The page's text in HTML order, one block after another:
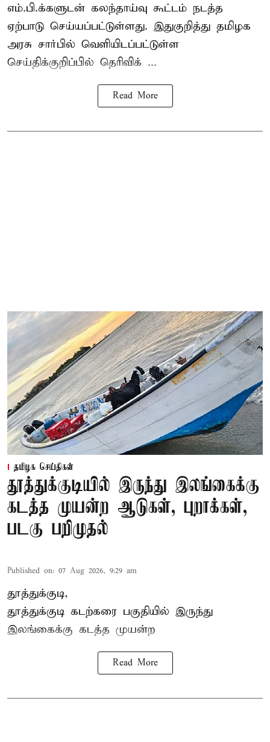
எம்.பி.க்களுடன் கலந்தாய்வு கூட்டம் நடத்த
ஏற்பாடு செய்யப்பட்டுள்ளது. இதுகுறித்து தமிழக
அரசு சார்பில் வெளியிடப்பட்டுள்ள
செய்திக்குறிப்பில் தெரிவிக் ...
Read More
தமிழக செய்திகள்
தூத்துக்குடியில் இருந்து இலங்கைக்கு
கடத்த முயன்ற ஆடுகள், புறாக்கள்,
படகு பறிமுதல்
Published on: 07 Aug 2026, 9:29 am
தூத்துக்குடி,
தூத்துக்குடி கடற்கரை பகுதியில் இருந்து
இலங்கைக்கு கடத்த முயன்ற
Read More